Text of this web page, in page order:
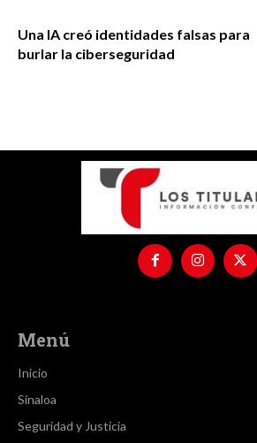
Una IA creó identidades falsas para
burlar la ciberseguridad
Menú
Inicio
Sinaloa
Seguridad y Justicia